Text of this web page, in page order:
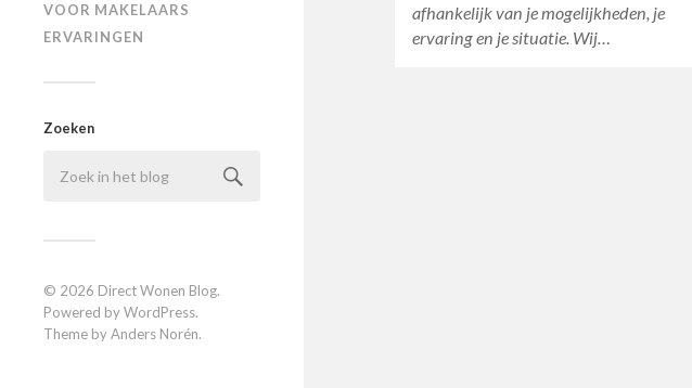
VOOR MAKELAARS
ERVARINGEN
Zoeken
© 2026 Direct Wonen Blog.
Powered byWordPress.
Theme byAnders Norén.
afhankelijk van je mogelijkheden, je
ervaring en je situatie. Wij…